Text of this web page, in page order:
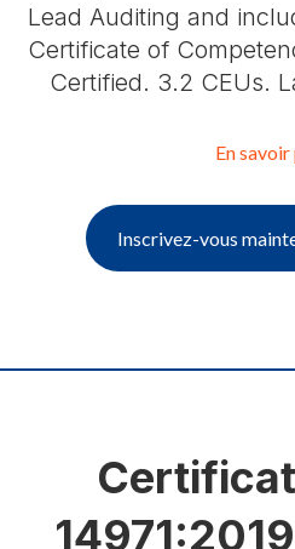
Lead Auditing and
Certificate of
Certified. 3.2 CEUs.
En savoir
Inscrivez-vous